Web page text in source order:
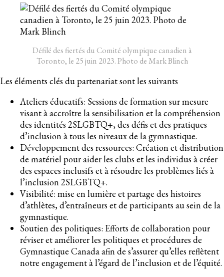
Défilé des fiertés du Comité olympique canadien à
Toronto, le 25 juin 2023. Photo de Mark Blinch
Les éléments clés du partenariat sont les suivants
Ateliers éducatifs: Sessions de formation sur mesure
visant à accroître la sensibilisation et la compréhension
des identités 2SLGBTQ+, des défis et des pratiques
d’inclusion à tous les niveaux de la gymnastique.
Développement des ressources: Création et distribution
de matériel pour aider les clubs et les individus à créer
des espaces inclusifs et à résoudre les problèmes liés à
l’inclusion 2SLGBTQ+.
Visibilité: mise en lumière et partage des histoires
d’athlètes, d’entraîneurs et de participants au sein de la
gymnastique.
Soutien des politiques: Efforts de collaboration pour
réviser et améliorer les politiques et procédures de
Gymnastique Canada afin de s’assurer qu’elles reflètent
notre engagement à l’égard de l’inclusion et de l’équité.